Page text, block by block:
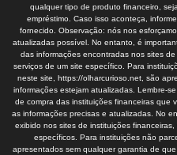
qualquer tipo de produto financeiro,
empréstimo. Caso isso aconteça,
fornecido. Observação: nós nos
atualizadas possível. No entanto, é
das informações encontradas nos sites
serviços de um site específico. Para
neste site, https://olharcurioso.net, são
informações estejam atualizadas. Lembre-
de compra das instituições financeiras que
as informações precisas e atualizadas. No
exibido nos sites de instituições
específicos. Para instituições não
apresentados sem qualquer garantia de